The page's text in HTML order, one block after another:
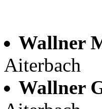
Wallner
Aiterbach
Wallner